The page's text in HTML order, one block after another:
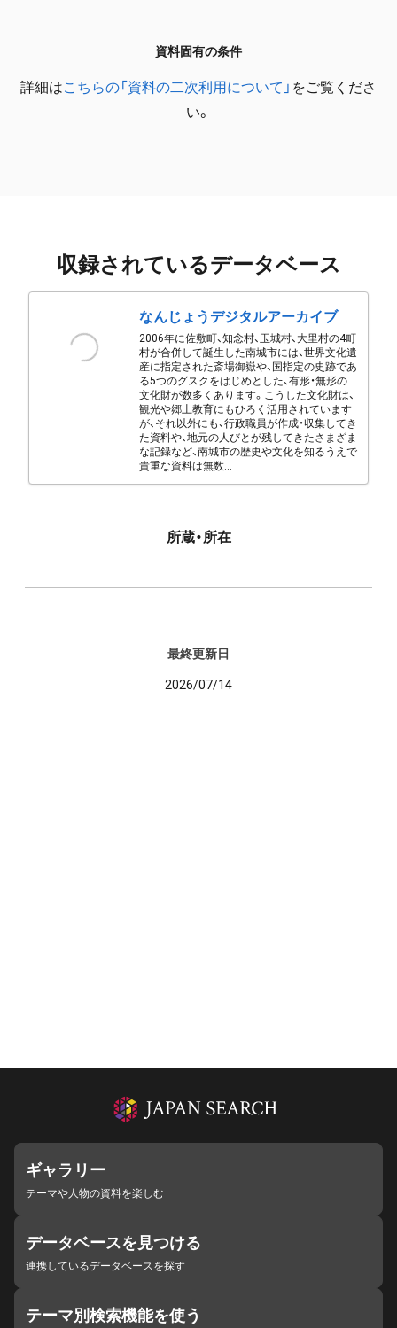
資料固有の条件
詳細はこちらの「資料の二次利用について」 をご覧くださ
い。
収録されているデータベース
なんじょうデジタルアーカイブ
2006年に佐敷町、知念村、玉城村、大里村の4町
村が合併して誕生した南城市には、世界文化遺
産に指定された斎場御嶽や、国指定の史跡であ
る5つのグスクをはじめとした、有形・無形の
文化財が数多くあります。こうした文化財は、
観光や郷土教育にもひろく活用されています
が、それ以外にも、行政職員が作成・収集してき
た資料や、地元の人びとが残してきたさまざま
な記録など、南城市の歴史や文化を知るうえで
貴重な資料は無数...
所蔵・所在
最終更新日
2026/07/14
ギャラリー
テーマや人物の資料を楽しむ
データベースを見つける
連携しているデータベースを探す
テーマ別検索機能を使う